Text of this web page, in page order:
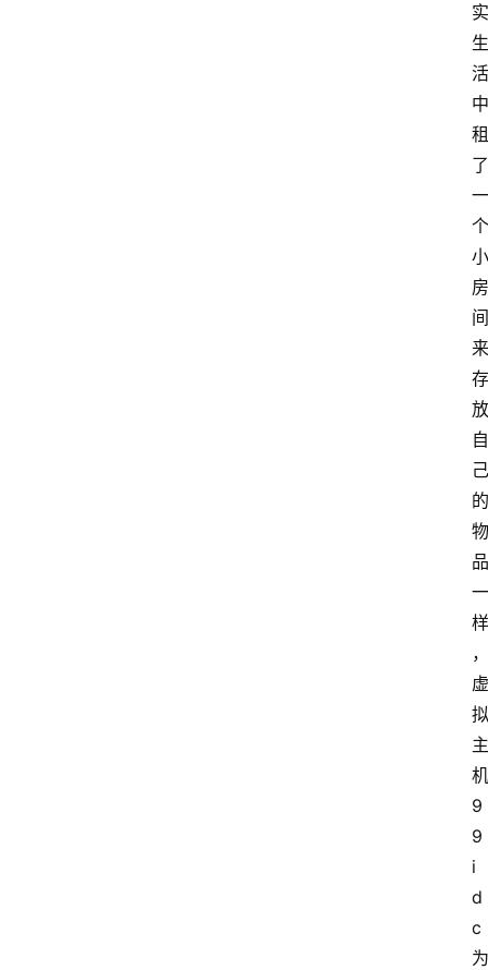
实
生
活
中
租
了
一
个
小
房
间
来
存
放
自
己
的
物
品
一
样
，
虚
拟
主
机
9
9
i
d
c
为